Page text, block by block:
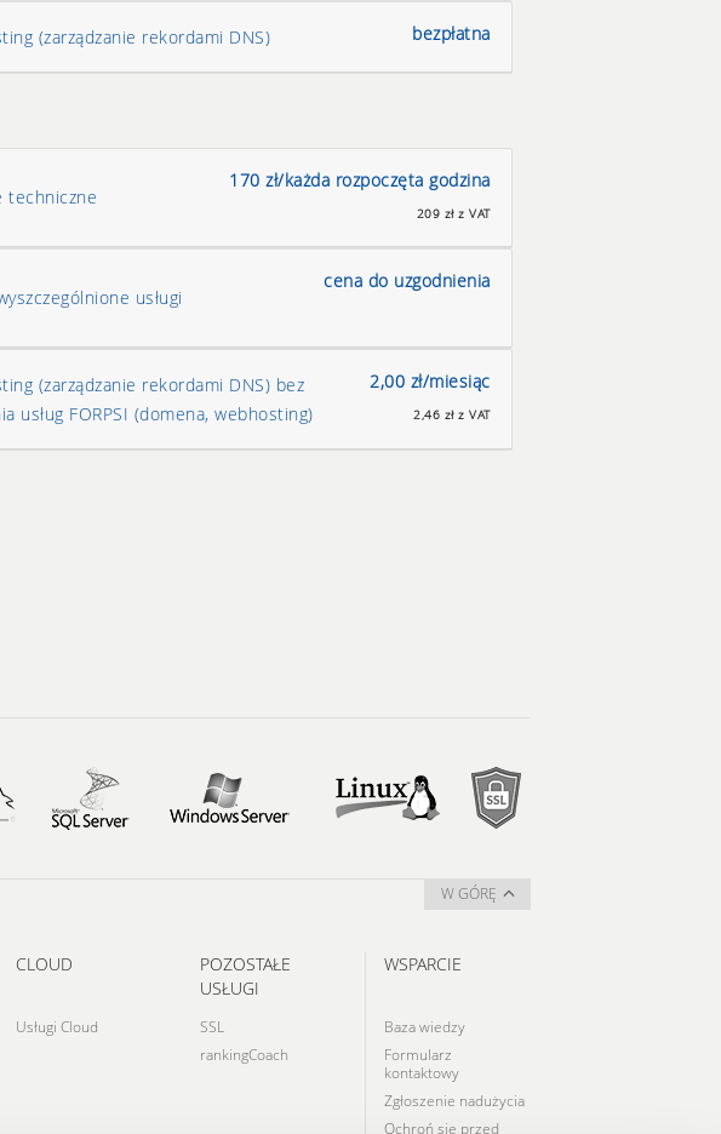
(zarządzanie rekordami DNS) bezpłatna
techniczne
170 zł/każda rozpoczęta godzina
209 zł z VAT
usługi
cena do uzgodnienia
(zarządzanie rekordami DNS) bez
usług FORPSI (domena, webhosting)
2,00 zł/miesiąc
2,46 zł z VAT
W GÓRĘ
CLOUD
Usługi Cloud
POZOSTAŁE
USŁUGI
SSL
rankingCoach
WSPARCIE
Baza wiedzy
Formularz
kontaktowy
Zgłoszenie nadużycia
Ochroń się przed